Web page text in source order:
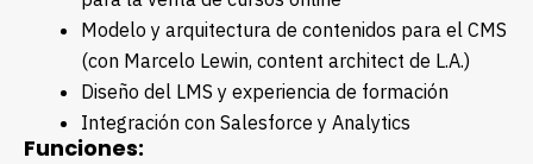
Modelo y arquitectura de contenidos para el CMS
(con Marcelo Lewin, content architect de L.A.)
Diseño del LMS y experiencia de formación
Integración con Salesforce y Analytics
Funciones: